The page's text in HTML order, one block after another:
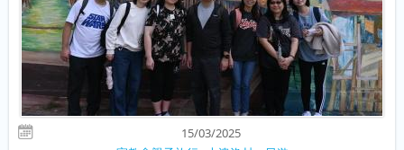
15/03/2025